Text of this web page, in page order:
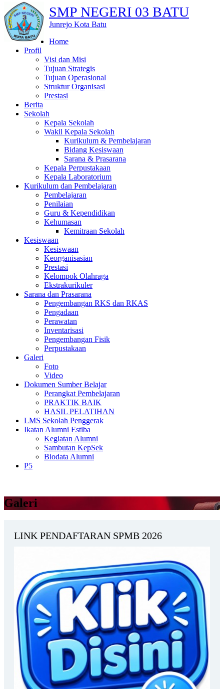
SMP NEGERI 03 BATU
Junrejo Kota Batu
Home
Profil
Visi dan Misi
Tujuan Strategis
Tujuan Operasional
Struktur Organisasi
Prestasi
Berita
Sekolah
Kepala Sekolah
Wakil Kepala Sekolah
Kurikulum & Pembelajaran
Bidang Kesiswaan
Sarana & Prasarana
Kepala Perpustakaan
Kepala Laboratorium
Kurikulum dan Pembelajaran
Pembelajaran
Penilaian
Guru & Kependidikan
Kehumasan
Kemitraan Sekolah
Kesiswaan
Kesiswaan
Keorganisasian
Prestasi
Kelompok Olahraga
Ekstrakurikuler
Sarana dan Prasarana
Pengembangan RKS dan RKAS
Pengadaan
Perawatan
Inventarisasi
Pengembangan Fisik
Perpustakaan
Galeri
Foto
Video
Dokumen Sumber Belajar
Perangkat Pembelajaran
PRAKTIK BAIK
HASIL PELATIHAN
LMS Sekolah Penggerak
Ikatan Alumni Estiba
Kegiatan Alumni
Sambutan KepSek
Biodata Alumni
P5
Galeri
LINK PENDAFTARAN SPMB 2026